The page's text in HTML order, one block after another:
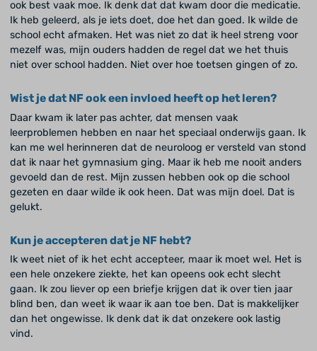
ook best vaak moe. Ik denk dat dat kwam door die medicatie.
Ik heb geleerd, als je iets doet, doe het dan goed. Ik wilde de
school echt afmaken. Het was niet zo dat ik heel streng voor
mezelf was, mijn ouders hadden de regel dat we het thuis
niet over school hadden. Niet over hoe toetsen gingen of zo.
Wist je dat NF ook een invloed heeft op het leren?
Daar kwam ik later pas achter, dat mensen vaak
leerproblemen hebben en naar het speciaal onderwijs gaan. Ik
kan me wel herinneren dat de neuroloog er versteld van stond
dat ik naar het gymnasium ging. Maar ik heb me nooit anders
gevoeld dan de rest. Mijn zussen hebben ook op die school
gezeten en daar wilde ik ook heen. Dat was mijn doel. Dat is
gelukt.
Kun je accepteren dat je NF hebt?
Ik weet niet of ik het echt accepteer, maar ik moet wel. Het is
een hele onzekere ziekte, het kan opeens ook echt slecht
gaan. Ik zou liever op een briefje krijgen dat ik over tien jaar
blind ben, dan weet ik waar ik aan toe ben. Dat is makkelijker
dan het ongewisse. Ik denk dat ik dat onzekere ook lastig
vind.